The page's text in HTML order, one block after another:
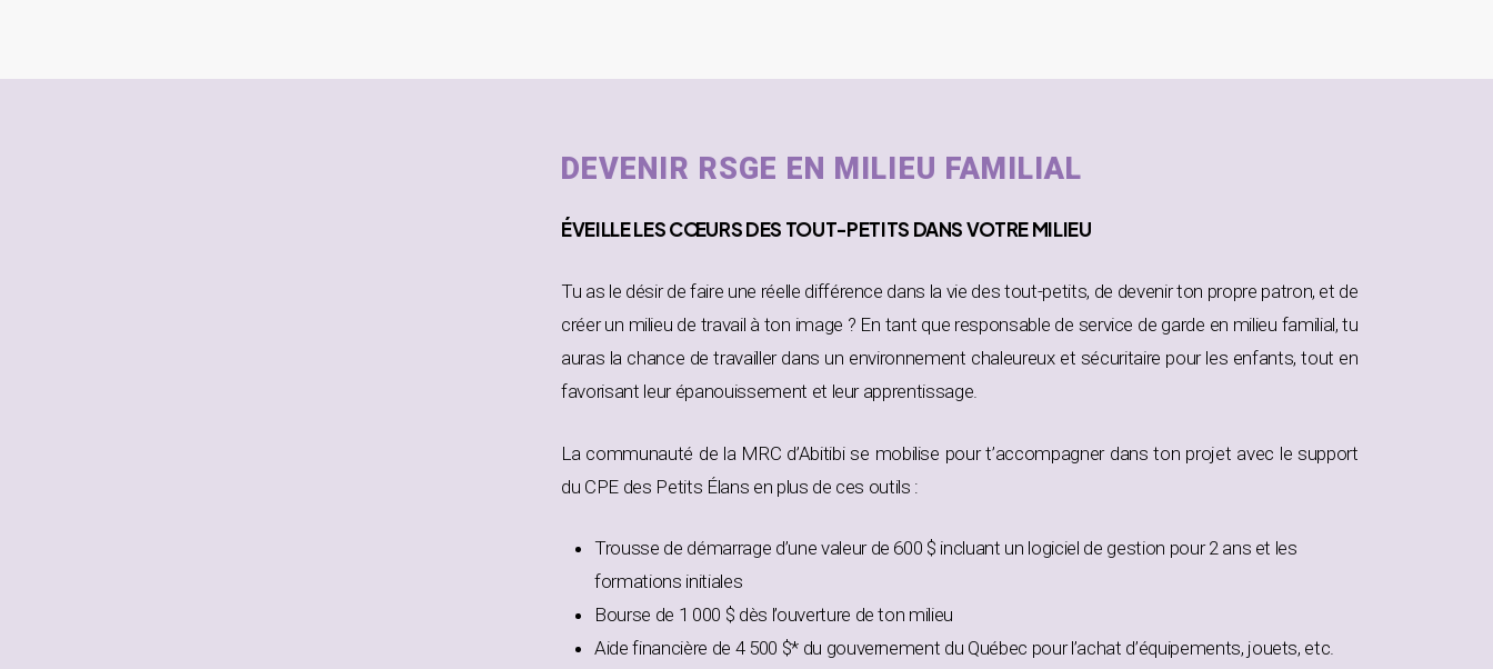
DEVENIR RSGE EN MILIEU FAMILIAL
ÉVEILLELES CŒURS DES TOUT-PETITS DANSVOTRE MILIEU
Tu as le désir de faire une réelle différence dans la vie des tout-petits, de devenir ton propre patron, et de
créer un milieu de travail à ton image ? En tant que responsable de service de garde en milieu familial, tu
auras la chance de travailler dans un environnement chaleureux et sécuritaire pour les enfants, tout en
favorisant leur épanouissement et leur apprentissage.
La communauté de la MRC d’Abitibi se mobilise pour t’accompagner dans ton projet avec le support
du CPE des Petits Élans en plus de ces outils :
Trousse de démarrage d’une valeur de 600 $ incluant un logiciel de gestion pour 2 ans et les
formations initiales
Bourse de 1 000 $ dès l’ouverture de ton milieu
Aide financière de 4 500 $* du gouvernement du Québec pour l’achat d’équipements, jouets, etc.